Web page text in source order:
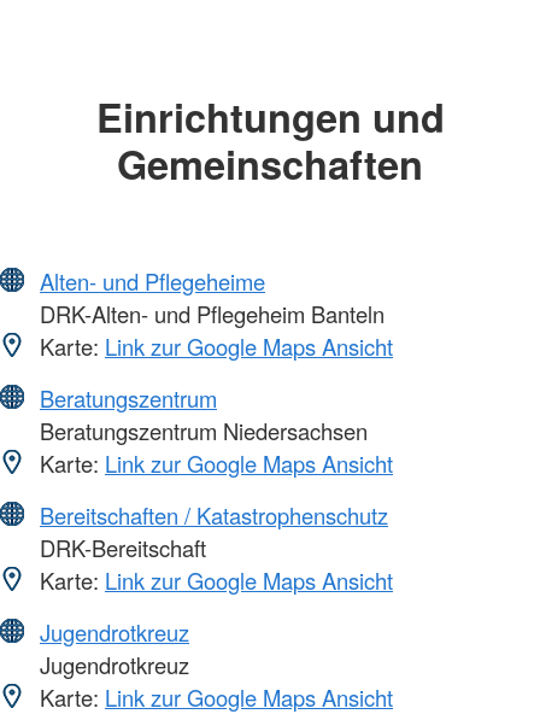
Einrichtungen und
Gemeinschaften
Alten- und Pflegeheime
DRK-Alten- und Pflegeheim Banteln
Karte: Link zur Google Maps Ansicht
Beratungszentrum
Beratungszentrum Niedersachsen
Karte: Link zur Google Maps Ansicht
Bereitschaften / Katastrophenschutz
DRK-Bereitschaft
Karte: Link zur Google Maps Ansicht
Jugendrotkreuz
Jugendrotkreuz
Karte: Link zur Google Maps Ansicht